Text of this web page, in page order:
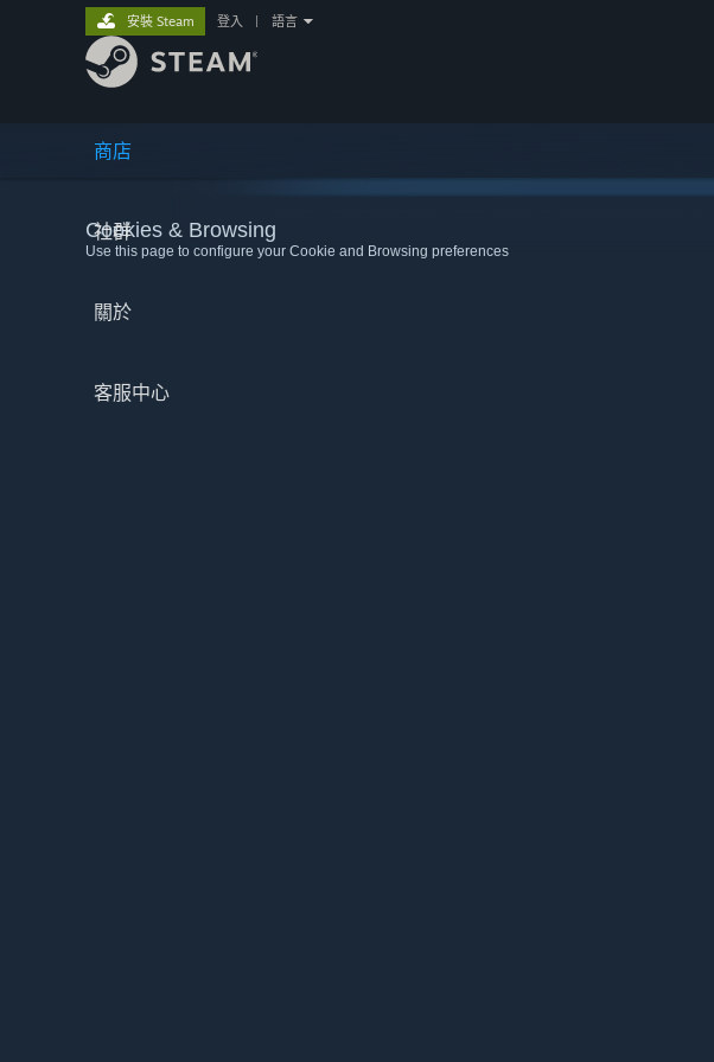
商店
社群
關於
客服中心
安裝 Steam 登入 語言
Cookies & Browsing
Use this page to configure your Cookie and Browsing preferences